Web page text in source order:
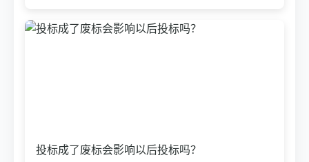
投标成了废标会影响以后投标吗？